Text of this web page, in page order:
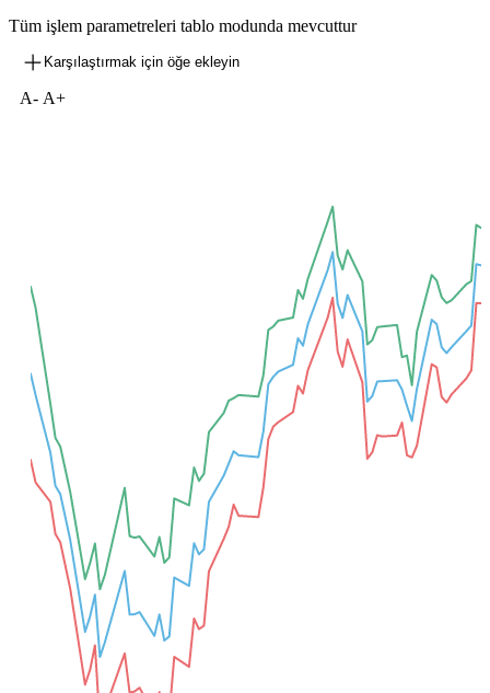
Tüm işlem parametreleri tablo modunda mevcuttur
Karşılaştırmak için öğe ekleyin